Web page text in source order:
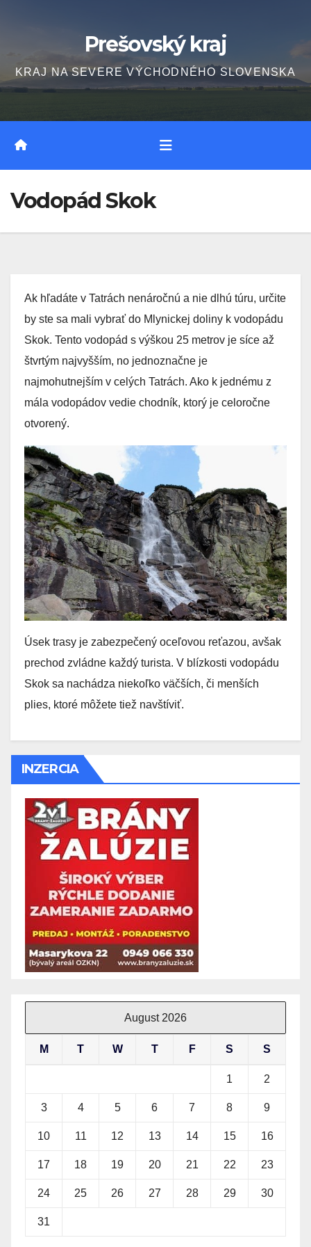
Prešovský kraj
KRAJ NA SEVERE VÝCHODNÉHO SLOVENSKA
Vodopád Skok
Ak hľadáte v Tatrách nenáročnú a nie dlhú túru, určite
by ste sa mali vybrať do Mlynickej doliny k vodopádu
Skok. Tento vodopád s výškou 25 metrov je síce až
štvrtým najvyšším, no jednoznačne je
najmohutnejším v celých Tatrách. Ako k jednému z
mála vodopádov vedie chodník, ktorý je celoročne
otvorený.
Úsek trasy je zabezpečený oceľovou reťazou, avšak
prechod zvládne každý turista. V blízkosti vodopádu
Skok sa nachádza niekoľko väčších, či menších
plies, ktoré môžete tiež navštíviť.
INZERCIA
August 2026
M T W T F S S
1 2
3 4 5 6 7 8 9
10 11 12 13 14 15 16
17 18 19 20 21 22 23
24 25 26 27 28 29 30
31